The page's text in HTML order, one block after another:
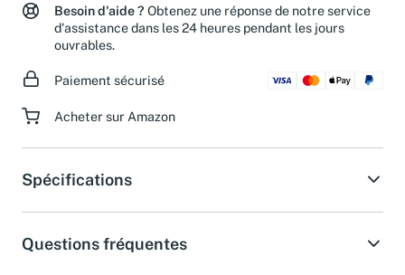
Besoin d'aide ?Obtenez une réponse de notre service
d'assistance dans les 24 heures pendant les jours
Spécifications
Questions fréquentes